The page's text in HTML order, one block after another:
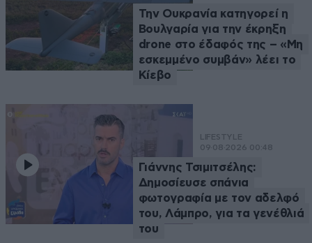
Την Ουκρανία κατηγορεί η
Βουλγαρία για την έκρηξη
drone στο έδαφός της – «Μη
εσκεμμένο συμβάν» λέει το
Κίεβο
LIFESTYLE
09·08·2026 00:48
Γιάννης Τσιμιτσέλης:
Δημοσίευσε σπάνια
φωτογραφία με τον αδελφό
του, Λάμπρο, για τα γενέθλιά
του